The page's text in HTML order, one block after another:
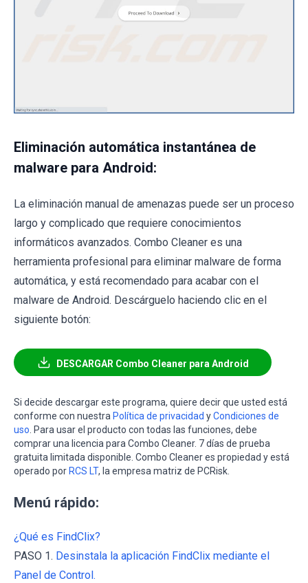
Eliminación automática instantánea de
malware para Android:
La eliminación manual de amenazas puede ser un proceso
largo y complicado que requiere conocimientos
informáticos avanzados. Combo Cleaner es una
herramienta profesional para eliminar malware de forma
automática, y está recomendado para acabar con el
malware de Android. Descárguelo haciendo clic en el
siguiente botón:
DESCARGAR Combo Cleaner para Android
Si decide descargar este programa, quiere decir que usted está
conforme con nuestra Política de privacidad yCondiciones de
uso. Para usar el producto con todas las funciones, debe
comprar una licencia para Combo Cleaner. 7 días de prueba
gratuita limitada disponible. Combo Cleaner es propiedad y está
operado por RCS LT, la empresa matriz de PCRisk.
Menú rápido:
¿Qué es FindClix?
PASO 1. Desinstala la aplicación FindClix mediante el
Panel de Control.